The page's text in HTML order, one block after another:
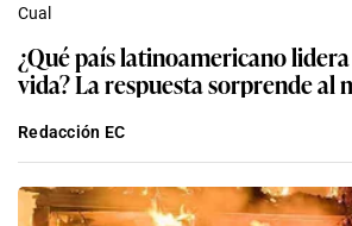
Cual
¿Qué país latinoamericano
vida? La respuesta sorprende al
Redacción EC